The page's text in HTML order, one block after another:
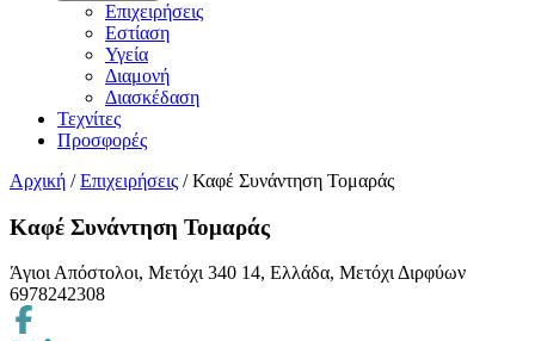
Επιχειρήσεις
Εστίαση
Υγεία
Διαμονή
Διασκέδαση
Τεχνίτες
Προσφορές
Αρχική / Επιχειρήσεις / Καφέ Συνάντηση Τομαράς
Καφέ Συνάντηση Τομαράς
Άγιοι Απόστολοι, Μετόχι 340 14, Ελλάδα, Μετόχι Διρφύων
6978242308